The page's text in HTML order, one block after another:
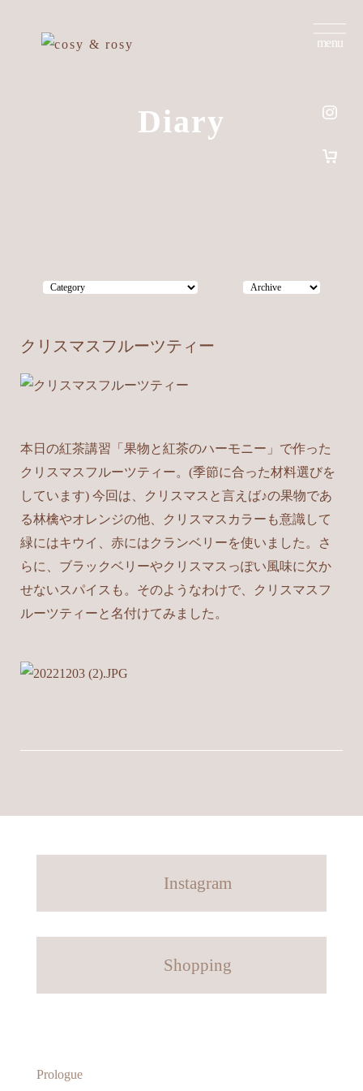
menu
Diary
クリスマスフルーツティー
本日の紅茶講習「果物と紅茶のハーモニー」で作った
クリスマスフルーツティー。(季節に合った材料選びを
しています) 今回は、クリスマスと言えば♪の果物であ
る林檎やオレンジの他、クリスマスカラーも意識して
緑にはキウイ、赤にはクランベリーを使いました。さ
らに、ブラックベリーやクリスマスっぽい風味に欠か
せないスパイスも。そのようなわけで、クリスマスフ
ルーツティーと名付けてみました。
Instagram
Shopping
Prologue